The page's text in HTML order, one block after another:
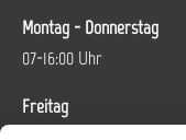
Montag - Donnerstag
07-16:00 Uhr
Freitag